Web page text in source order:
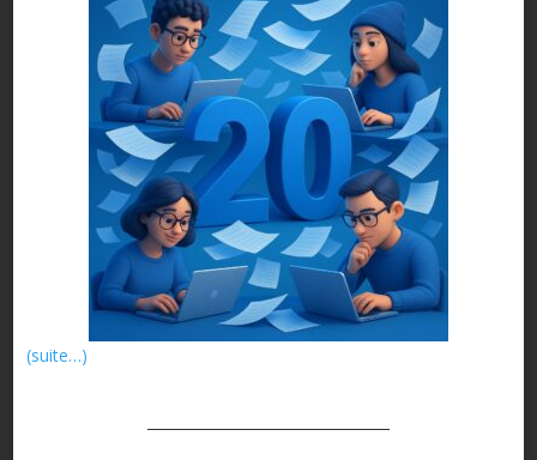
(suite…)